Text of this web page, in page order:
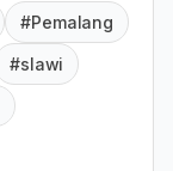
#Pemalang
#slawi